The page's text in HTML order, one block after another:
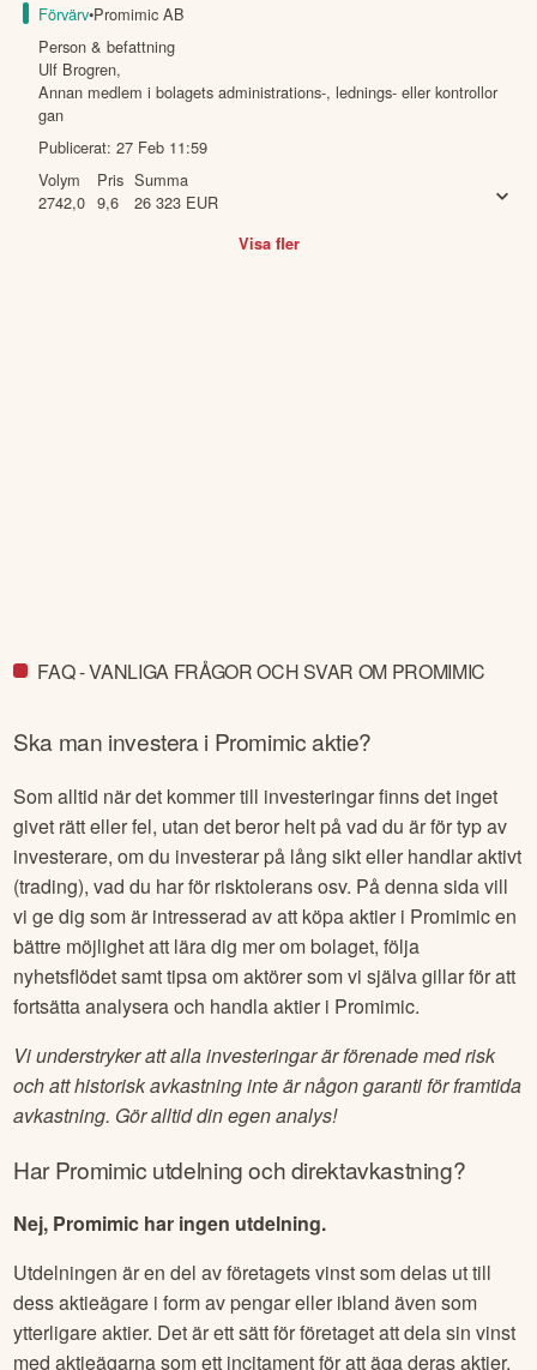
Förvärv•Promimic AB
Person & befattning
Ulf Brogren,
Annan medlem i bolagets administrations-, lednings- eller kontrollor
gan
Publicerat:27 Feb 11:59
Volym
2742,0
Pris
9,6
Summa
26 323 EUR
Visa fler
FAQ - VANLIGA FRÅGOR OCH SVAR OM PROMIMIC
Ska man investera i Promimicaktie?
Som alltid när det kommer till investeringar finns det inget
givet rätt eller fel, utan det beror helt på vad du är för typ av
investerare, om du investerar på lång sikt eller handlar aktivt
(trading), vad du har för risktolerans osv. På denna sida vill
vi ge dig som är intresserad av att köpa aktier i Promimicen
bättre möjlighet att lära dig mer om bolaget, följa
nyhetsflödet samt tipsa om aktörer som vi själva gillar för att
fortsätta analysera och handla aktier i Promimic.
Vi understryker att alla investeringar är förenade med risk
och att historisk avkastning inte är någon garanti för framtida
avkastning. Gör alltid din egen analys!
HarPromimic utdelning och direktavkastning?
Nej, Promimic har ingen utdelning.
Utdelningen är en del av företagets vinst som delas ut till
dess aktieägare i form av pengar eller ibland även som
ytterligare aktier. Det är ett sätt för företaget att dela sin vinst
med aktieägarna som ett incitament för att äga deras aktier.